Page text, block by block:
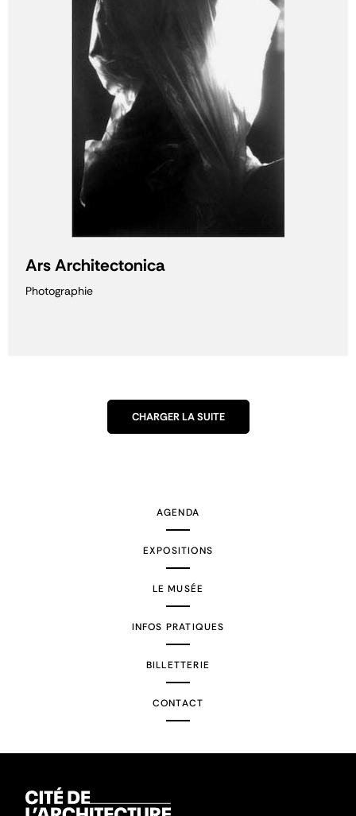
Ars Architectonica
Photographie
CHARGER LA SUITE
AGENDA
EXPOSITIONS
LE MUSÉE
INFOS PRATIQUES
BILLETTERIE
CONTACT